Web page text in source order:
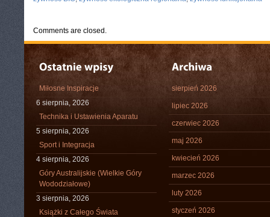
Comments are closed.
Miłosne Inspiracje
6 sierpnia, 2026
Technika i Ustawienia Aparatu
5 sierpnia, 2026
Sport i Integracja
4 sierpnia, 2026
Góry Australijskie (Wielkie Góry
Wododziałowe)
3 sierpnia, 2026
Książki z Całego Świata
sierpień 2026
lipiec 2026
czerwiec 2026
maj 2026
kwiecień 2026
marzec 2026
luty 2026
styczeń 2026